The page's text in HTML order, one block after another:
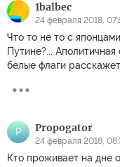
1balbec
24 февраля 2018,
Что то не то с
Путине?...
белые флаги
P Propogator
24 февраля 2018,
Кто проживает на дне